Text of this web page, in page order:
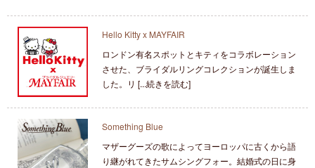
Hello Kitty x MAYFAIR
ロンドン有名スポットとキティをコラボレーション
させた、ブライダルリングコレクションが誕生しま
した。リ [...続きを読む]
Something Blue
マザーグーズの歌によってヨーロッパに古くから語
り継がれてきたサムシングフォー。結婚式の日に身